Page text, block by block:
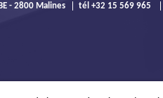
BE - 2800 Malines tél +32 15 569 965